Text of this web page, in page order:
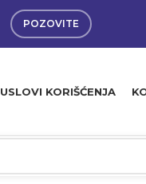
POZOVITE
USLOVI KORIŠĆENJA